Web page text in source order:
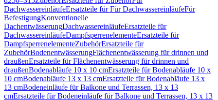
DachwassereinläufeErsatzteile für Für DachwassereinläufeFür
BefestigungKonventionelle
DachentwässerungDachwassereinläufeErsatzteile für
DachwassereinläufeDampfsperrenelementeErsatzteile für
DampfsperrenelementeZubehörErsatzteile für
ZubehörBodenentwässerungFlächenentwässerung für drinnen und
draußenErsatzteile für Flächenentwässerung für drinnen und
draußenBodenabläufe 10 x 10 cmErsatzteile für Bodenabläufe 10 x
10 cmBodenabläufe 13 x 13 cmErsatzteile für Bodenabläufe 13 x
13 cmBodeneinläufe für Balkone und Terrassen, 13 x 13
cmErsatzteile für Bodeneinläufe für Balkone und Terrassen, 13 x 13